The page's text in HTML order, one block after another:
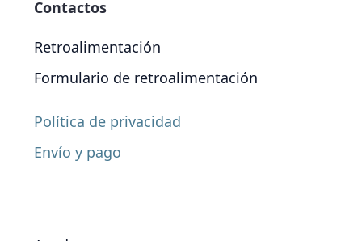
Contactos
Retroalimentación
Formulario de retroalimentación
Política de privacidad
Envío y pago